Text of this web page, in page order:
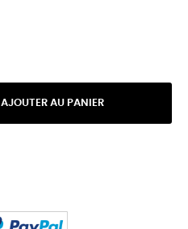
AJOUTER AU PANIER